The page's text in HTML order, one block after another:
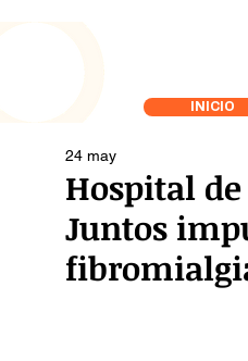
INICIO
Hospital
Juntos
24 may